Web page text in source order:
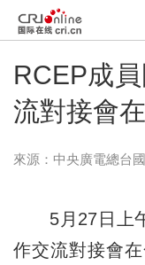
RCEP成
流對接會
來源：中央廣電總台
5月27日上午
作交流對接會